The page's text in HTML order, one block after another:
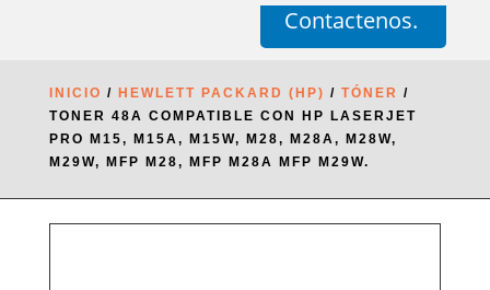
Contactenos.
INICIO / HEWLETT PACKARD (HP) / TÓNER /
TONER 48A COMPATIBLE CON HP LASERJET
PRO M15, M15A, M15W, M28, M28A, M28W,
M29W, MFP M28, MFP M28A MFP M29W.